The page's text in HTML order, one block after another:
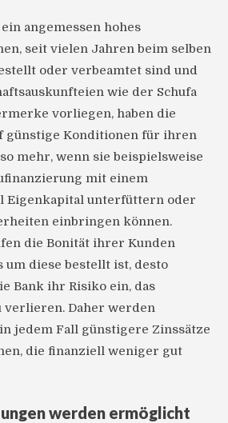
angemessen hohes
seit vielen Jahren beim selben
oder verbeamtet sind und
wie der Schufa
vorliegen, haben die
günstige Konditionen für ihren
mehr, wenn sie beispielsweise
mit einem
Eigenkapital unterfüttern oder
einbringen können.
die Bonität ihrer Kunden
um diese bestellt ist, desto
Bank ihr Risiko ein, das
verlieren. Daher werden
jedem Fall günstigere Zinssätze
die finanziell weniger gut
werden ermöglicht